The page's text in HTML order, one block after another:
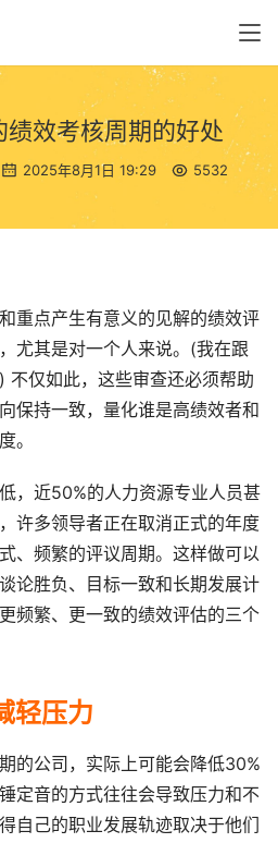
效考核周期的好处
2025年8月1日 19:29 5532
重点产生有意义的见解的绩效评
尤其是对一个人来说。(我在跟
不仅如此，这些审查还必须帮助
保持一致，量化谁是高绩效者和
。
，近50%的人力资源专业人员甚
许多领导者正在取消正式的年度
、频繁的评议周期。这样做可以
论胜负、目标一致和长期发展计
频繁、更一致的绩效评估的三个
轻压力
的公司，实际上可能会降低30%
定音的方式往往会导致压力和不
自己的职业发展轨迹取决于他们